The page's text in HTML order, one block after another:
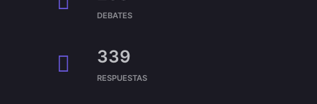
DEBATES
339
RESPUESTAS